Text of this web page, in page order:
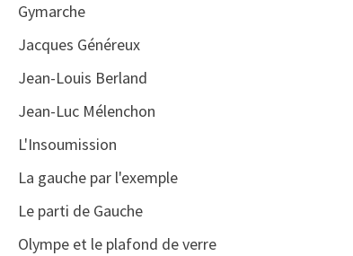
Gymarche
Jacques Généreux
Jean-Louis Berland
Jean-Luc Mélenchon
L'Insoumission
La gauche par l'exemple
Le parti de Gauche
Olympe et le plafond de verre